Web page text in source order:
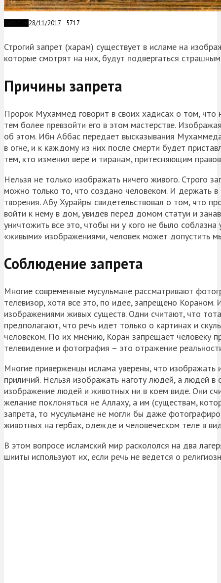
28/11/2017 5717
Строгий запрет (харам) существует в исламе на
которые смотрят на них, будут подвергаться
Причины запрета
Пророк Мухаммед говорит в своих хадисах о том, что
тем более превзойти его в этом мастерстве.
об этом. Ибн Аббас передает высказывания
в огне, и к каждому из них после смерти будет
тем, кто изменил вере и тиранам, притесняющим
Нельзя не только изображать ничего живого. Строго
можно только то, что создано человеком. И держать
творения.Абу Хурайры свидетельствовал о том, что
войти к нему в дом, увидев перед домом статуи и
уничтожить все это, чтобы ни у кого не было
«живыми» изображениями, человек может допустить
Соблюдение запрета
Многие современные мусульмане рассматривают
телевизор, хотя все это, по идее, запрещено
изображениями живых существ. Одни считают, что
предполагают, что речь идет только о картинах и
человеком. По их мнению, Коран запрещает человеку
телевидение и фотография – это отражение
Многие приверженцы ислама уверены, что
приличий. Нельзя изображать наготу людей, а людей
изображение людей и животных ни в коем виде. Они
желание поклоняться не Аллаху, а им (существам,
запрета, то мусульмане не могли бы даже
животных на гербах, одежде и человеческом теле в
В этом вопросе исламский мир раскололся на два
шииты используют их, если речь не ведется о